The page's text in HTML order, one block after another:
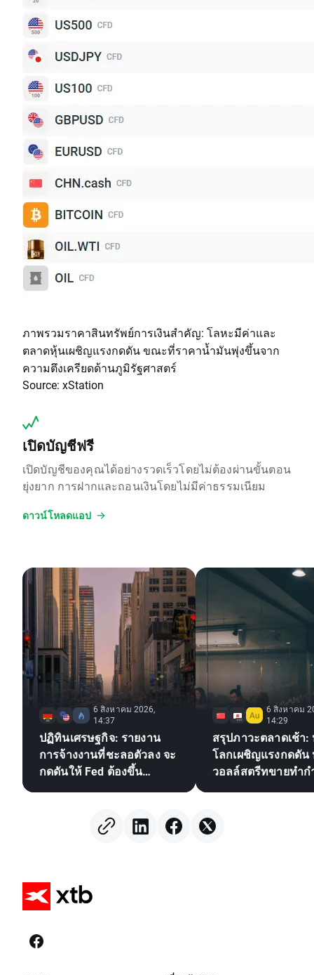
ภาพรวมราคาสินทรัพย์การเงินสำคัญ: โลหะมีค่าและ
ตลาดหุ้นเผชิญแรงกดดัน ขณะที่ราคาน้ำมันพุ่งขึ้นจาก
ความตึงเครียดด้านภูมิรัฐศาสตร์
Source: xStation
เปิดบัญชีฟรี
เปิดบัญชีของคุณได้อย่างรวดเร็วโดยไม่ต้องผ่านขั้นตอน
ยุ่งยาก การฝากและถอนเงินโดยไม่มีค่าธรรมเนียม
ดาวน์โหลดแอป
6 สิงหาคม 2026,
14:37
ปฏิทินเศรษฐกิจ: รายงาน
การจ้างงานที่ชะลอตัวลง จะ
กดดันให้ Fed ต้องขึ้น
6 สิงหาคม
14:29
สรุปภาวะตลาดเช้า
โลกเผชิญแรงกดดัน
วอลล์สตรีทขายทำก
(06.08.2026)